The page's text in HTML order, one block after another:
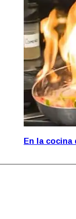
En la cocina